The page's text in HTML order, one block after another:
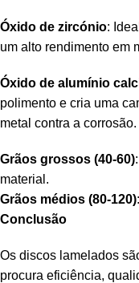
Óxido de zircónio:
um alto rendimento em
Óxido de alumínio
polimento e cria uma
metal contra a corrosão.
Grãos grossos (40-60)
material.
Grãos médios (80-120)
Conclusão
Os discos lamelados
procura eficiência,